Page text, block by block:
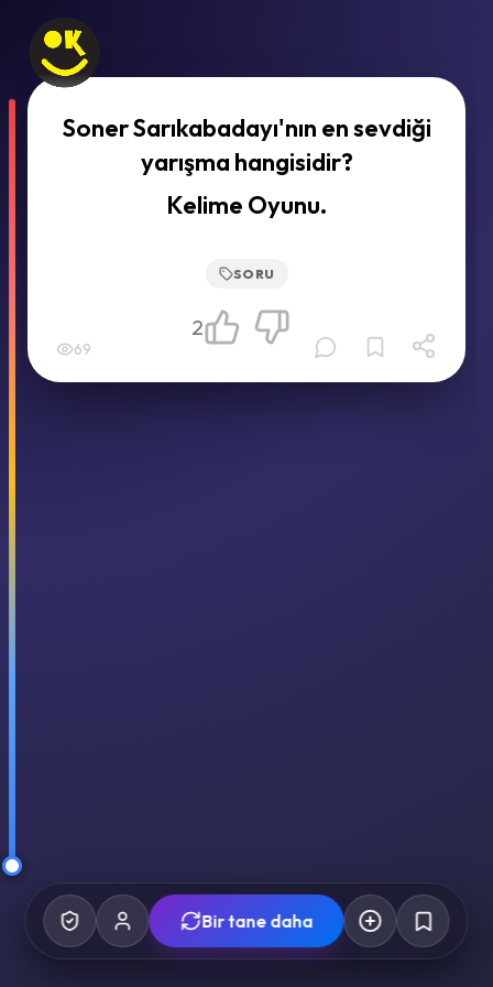
Soner Sarıkabadayı'nın en sevdiği
yarışma hangisidir?
Kelime Oyunu.
SORU
69
2
Bir tane daha